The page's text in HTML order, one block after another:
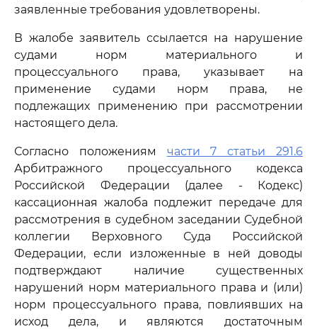
заявленные требования удовлетворены.
В жалобе заявитель ссылается на нарушение
судами норм материального и
процессуального права, указывает на
применение судами норм права, не
подлежащих применению при рассмотрении
настоящего дела.
Согласно положениям части 7 статьи 291.6
Арбитражного процессуального кодекса
Российской Федерации (далее - Кодекс)
кассационная жалоба подлежит передаче для
рассмотрения в судебном заседании Судебной
коллегии Верховного Суда Российской
Федерации, если изложенные в ней доводы
подтверждают наличие существенных
нарушений норм материального права и (или)
норм процессуального права, повлиявших на
исход дела, и являются достаточным